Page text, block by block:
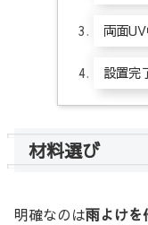
両面
設置完
材料選び
明確なのは雨よけを